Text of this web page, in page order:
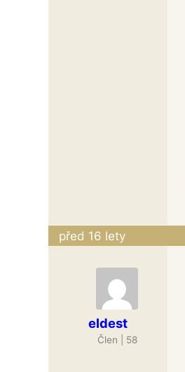
před 16 lety
eldest
Člen | 58